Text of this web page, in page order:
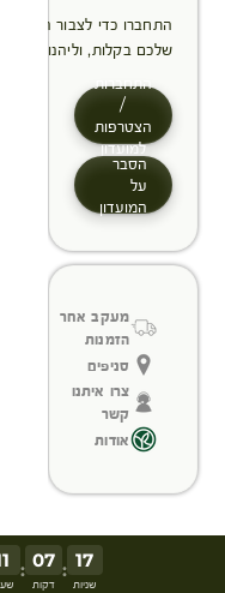
התחברו כדי לצבור הטבות,
שלכם בקלות, וליהנות
התחברות
/
הצטרפות
למועדון
הסבר
על
המועדון
מעקב אחר
הזמנות
סניפים
צרו איתנו
קשר
אודות
: 07
דקות
: 16
שניות